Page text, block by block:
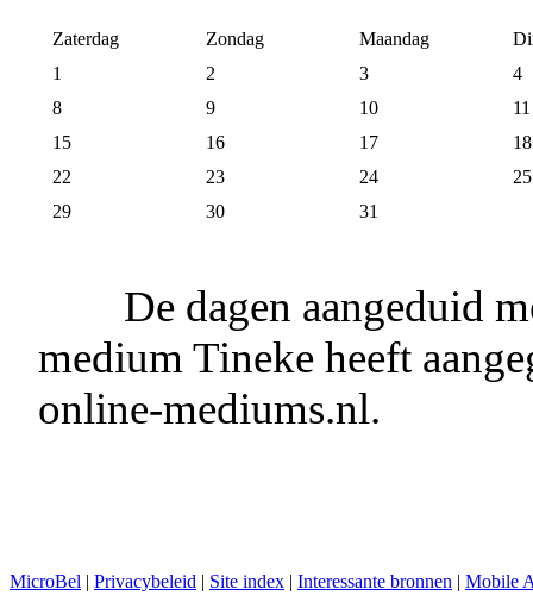
Zaterdag Zondag Maandag
1
2 3
4
8
9 10
11
15
16 17
18
22
23 24
25
29
30 31
De dagen aangeduid
medium Tineke heeft
online-mediums.nl.
MicroBel | Privacybeleid | Site index | Interessante bronnen | Mobile